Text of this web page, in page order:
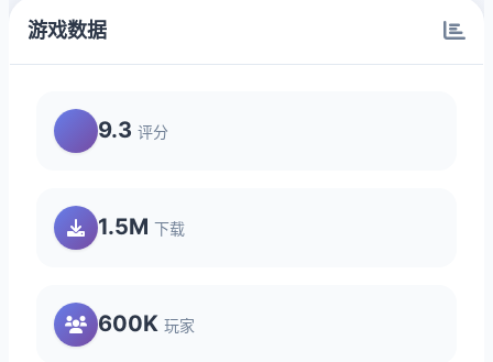
游戏数据
9.3 评分
1.5M 下载
600K 玩家